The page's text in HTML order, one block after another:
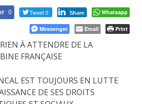
0 Tweet 0 Share Whatsapp
Messenger Email Print
À ATTENDRE DE LA
FRANÇAISE
EST TOUJOURS EN LUTTE
DE SES DROITS